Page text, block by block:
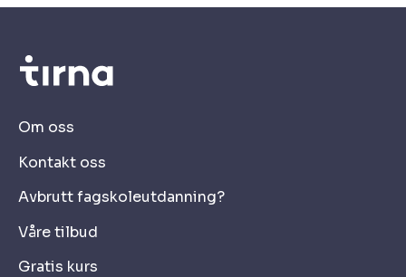
Om oss
Kontakt oss
Avbrutt fagskoleutdanning?
Våre tilbud
Gratis kurs